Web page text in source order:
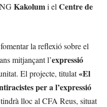
Kakolumi el Centre de
la reflexió sobre el
mitjançant l’expressió
El projecte, titulat«El
per a l’expressió
lloc al CFA Reus, situat